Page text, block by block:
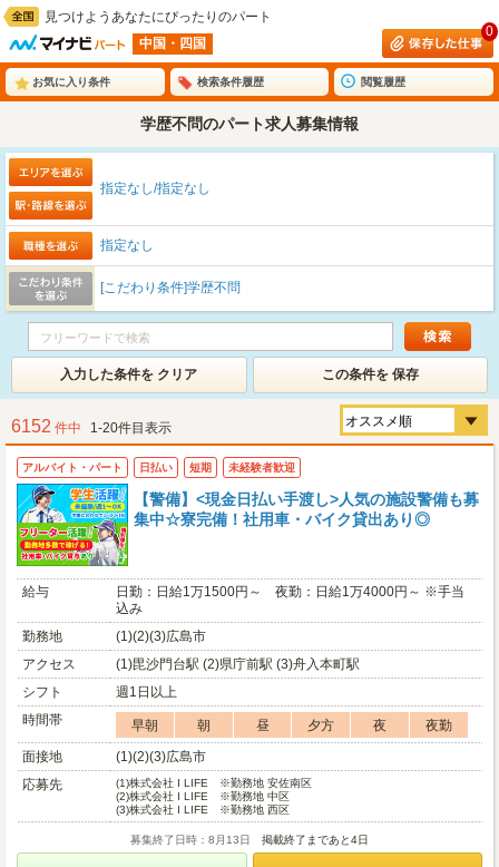
見つけようあなたにぴったりのパート
中国・四国
0
お気に入り条件 検索条件履歴 閲覧履歴
学歴不問のパート求人募集情報
指定なし/指定なし
指定なし
[こだわり条件]学歴不問
入力した条件を クリア この条件を 保存
6152 件中 1-20件目表示
アルバイト・パート 日払い 短期 未経験者歓迎
【警備】<現金日払い手渡し>人気の施設警備も募
集中☆寮完備！社用車・バイク貸出あり◎
給与
日勤：日給1万1500円～ 夜勤：日給1万4000円～ ※手当
込み
勤務地
(1)(2)(3)広島市
アクセス
(1)毘沙門台駅 (2)県庁前駅 (3)舟入本町駅
シフト
週1日以上
時間帯
早朝 朝 昼 夕方 夜
夜勤
面接地
(1)(2)(3)広島市
応募先
(1)株式会社 I LIFE ※勤務地 安佐南区
(2)株式会社 I LIFE ※勤務地 中区
(3)株式会社 I LIFE ※勤務地 西区
募集終了日時：8月13日 掲載終了まであと4日